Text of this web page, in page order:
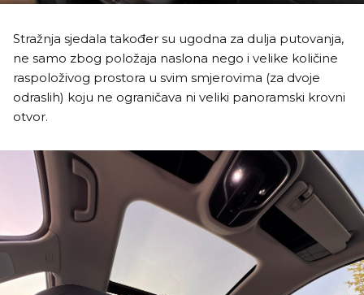
Stražnja sjedala također su ugodna za dulja putovanja,
ne samo zbog položaja naslona nego i velike količine
raspoloživog prostora u svim smjerovima (za dvoje
odraslih) koju ne ograničava ni veliki panoramski krovni
otvor.